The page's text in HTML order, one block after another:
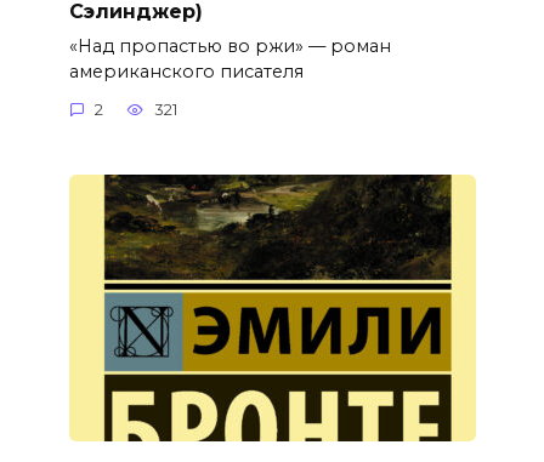
Сэлинджер)
«Над пропастью во ржи» — роман
американского писателя
2 321